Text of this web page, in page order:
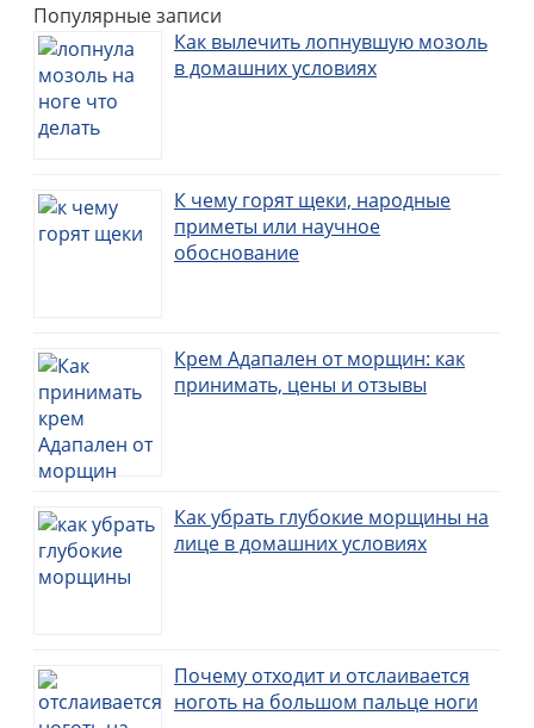
Популярные записи
Как вылечить лопнувшую мозоль
в домашних условиях
К чему горят щеки, народные
приметы или научное
обоснование
Крем Адапален от морщин: как
принимать, цены и отзывы
Как убрать глубокие морщины на
лице в домашних условиях
Почему отходит и отслаивается
ноготь на большом пальце ноги